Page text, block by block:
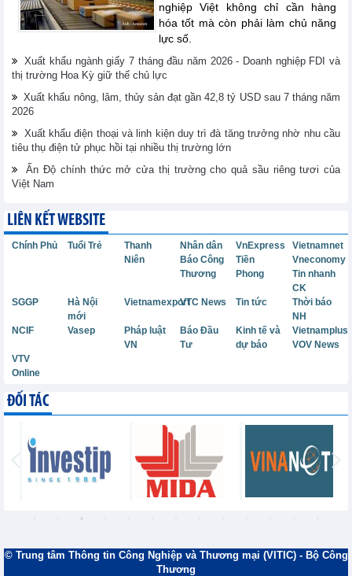
nghiệp Việt không chỉ cần hàng
hóa tốt mà còn phải làm chủ năng
lực số.
Xuất khẩu ngành giấy 7 tháng đầu năm 2026 - Doanh nghiệp FDI và
thị trường Hoa Kỳ giữ thế chủ lực
Xuất khẩu nông, lâm, thủy sản đạt gần 42,8 tỷ USD sau 7 tháng năm
2026
Xuất khẩu điện thoại và linh kiện duy trì đà tăng trưởng nhờ nhu cầu
tiêu thụ điện tử phục hồi tại nhiều thị trường lớn
Ấn Độ chính thức mở cửa thị trường cho quả sầu riêng tươi của
Việt Nam
LIÊN KẾT WEBSITE
Chính Phủ Tuổi Trẻ
Thanh
Niên
Nhân dân VnExpress
Vietnamnet
Báo Công
Thương
Tiền
Phong
Vneconomy
Tin nhanh
CK
SGGP
Hà Nội
mới
VietnamexportVTC News Tin tức
Thời báo
NH
NCIF
Vasep
Pháp luật
VN
Báo Đầu
Tư
Kinh tế và
dự báo
Vietnamplus
VOV News
VTV
Online
ĐỐI TÁC
© Trung tâm Thông tin Công Nghiệp và Thương mại (VITIC) - Bộ Công
Thương